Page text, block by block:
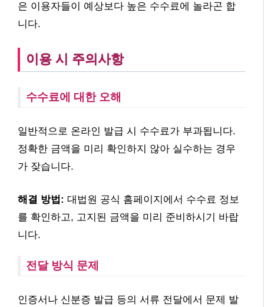
은 이용자들이 예상보다 높은 수수료에 놀라곤 합
니다.
이용 시 주의사항
수수료에 대한 오해
일반적으로 온라인 발급 시 수수료가 부과됩니다.
정확한 금액을 미리 확인하지 않아 실수하는 경우
가 잦습니다.
해결 방법: 대법원 공식 홈페이지에서 수수료 정보
를 확인하고, 고지된 금액을 미리 준비하시기 바랍
니다.
전달 방식 문제
인증서나 신분증 발급 등의 서류 전달에서 문제 발